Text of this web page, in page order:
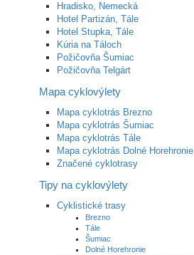
Hradisko, Nemecká
Hotel Partizán, Tále
Hotel Stupka, Tále
Kúria na Táloch
Požičovňa Šumiac
Požičovňa Telgárt
Mapa cyklovýlety
Mapa cyklotrás Brezno
Mapa cyklotrás Šumiac
Mapa cyklotrás Tále
Mapa cyklotrás Dolné Horehronie
Značené cyklotrasy
Tipy na cyklovýlety
Cyklistické trasy
Brezno
Tále
Šumiac
Dolné Horehronie